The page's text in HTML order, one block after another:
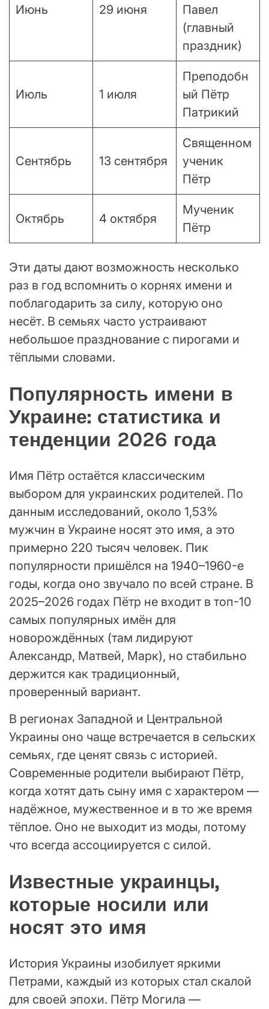
Июнь 29 июня
Павел
(главный
праздник)
Июль 1 июля
Преподобн
ый Пётр
Патрикий
Сентябрь 13 сентября
Священном
ученик
Пётр
Октябрь 4 октября
Мученик
Пётр
Эти даты дают возможность несколько
раз в год вспомнить о корнях имени и
поблагодарить за силу, которую оно
несёт. В семьях часто устраивают
небольшое празднование с пирогами и
тёплыми словами.
Популярность имени в
Украине: статистика и
тенденции 2026 года
Имя Пётр остаётся классическим
выбором для украинских родителей. По
данным исследований, около 1,53%
мужчин в Украине носят это имя, а это
примерно 220 тысяч человек. Пик
популярности пришёлся на 1940–1960-е
годы, когда оно звучало по всей стране. В
2025–2026 годах Пётр не входит в топ-10
самых популярных имён для
новорождённых (там лидируют
Александр, Матвей, Марк), но стабильно
держится как традиционный,
проверенный вариант.
В регионах Западной и Центральной
Украины оно чаще встречается в сельских
семьях, где ценят связь с историей.
Современные родители выбирают Пётр,
когда хотят дать сыну имя с характером —
надёжное, мужественное и в то же время
тёплое. Оно не выходит из моды, потому
что всегда ассоциируется с силой.
Известные украинцы,
которые носили или
носят это имя
История Украины изобилует яркими
Петрами, каждый из которых стал скалой
для своей эпохи. Пётр Могила —